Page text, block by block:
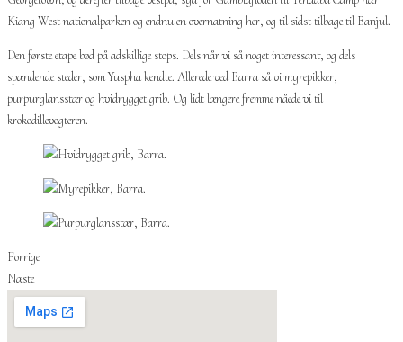
Kiang West nationalparken og endnu en overnatning her, og til sidst tilbage til Banjul.
Den første etape bød på adskillige stops. Dels når vi så noget interessant, og dels
spændende steder, som Yuspha kendte. Allerede ved Barra så vi myrepikker,
purpurglansstær og hvidrygget grib. Og lidt længere fremme nåede vi til
krokodillevogteren.
Forrige
Næste